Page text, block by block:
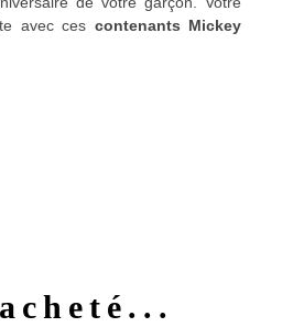
avec ces contenants Mickey